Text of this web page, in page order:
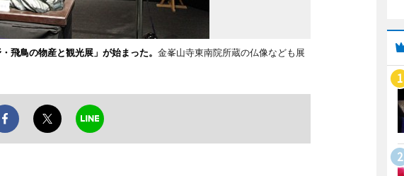
飛鳥の物産と観光展」が始まった。 金峯山寺東南院所蔵の仏像なども展